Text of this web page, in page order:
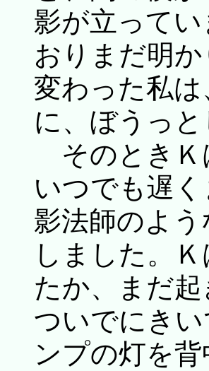
影が立って
おりまだ明
変わった私
に、ぼうっ
そのときＫ
いつでも遅
影法師のよ
しました。
たか、まだ
ついでにき
ンプの灯を